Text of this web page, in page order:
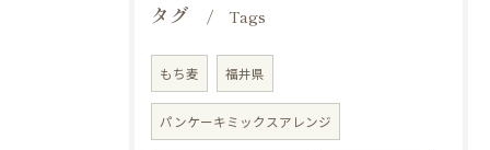
タグ Tags
もち麦 福井県
パンケーキミックスアレンジ